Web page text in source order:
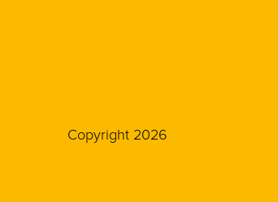
Copyright 2026